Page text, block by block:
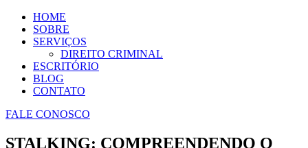
HOME
SOBRE
SERVIÇOS
DIREITO CRIMINAL
ESCRITÓRIO
BLOG
CONTATO
FALE CONOSCO
STALKING: COMPREENDENDO O